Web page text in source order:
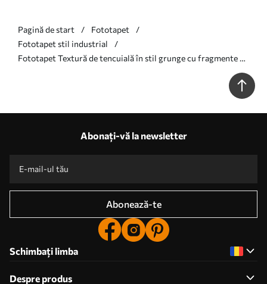
Pagină de start
Fototapet
Fototapet stil industrial
Fototapet Textură de tencuială în stil grunge cu fragmente de
Abonați-vă la newsletter
Abonează-te
Schimbați limba
Despre produs